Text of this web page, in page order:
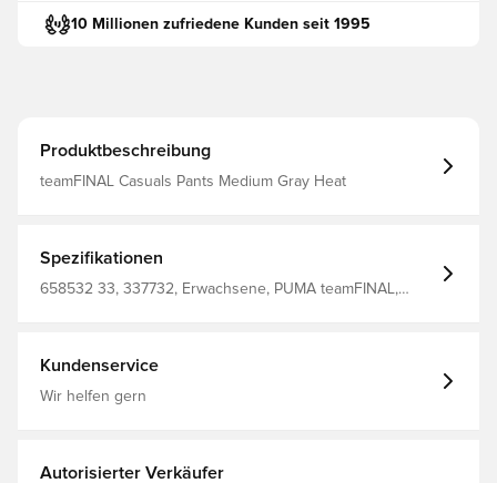
10 Millionen zufriedene Kunden seit 1995
Produktbeschreibung
teamFINAL Casuals Pants Medium Gray Heat
Spezifikationen
658532 33, 337732, Erwachsene, PUMA teamFINAL,
Kundenservice
Wir helfen gern
Autorisierter Verkäufer